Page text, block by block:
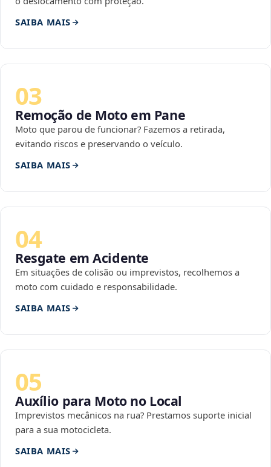
SAIBA MAIS
03
Remoção de Moto em Pane
Moto que parou de funcionar? Fazemos a retirada,
evitando riscos e preservando o veículo.
SAIBA MAIS
04
Resgate em Acidente
Em situações de colisão ou imprevistos, recolhemos a
moto com cuidado e responsabilidade.
SAIBA MAIS
05
Auxílio para Moto no Local
Imprevistos mecânicos na rua? Prestamos suporte inicial
para a sua motocicleta.
SAIBA MAIS